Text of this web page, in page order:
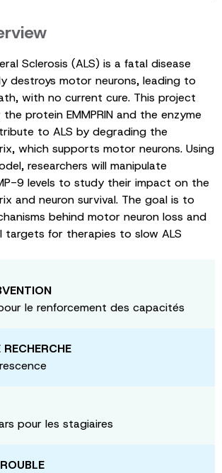
Sclerosis (ALS) is a fatal disease
destroys motor neurons, leading to
with no current cure. This project
protein EMMPRIN and the enzyme
to ALS by degrading the
which supports motor neurons. Using
researchers will manipulate
9 levels to study their impact on the
and neuron survival. The goal is to
behind motor neuron loss and
for therapies to slow ALS
le renforcement des capacités
pour les stagiaires